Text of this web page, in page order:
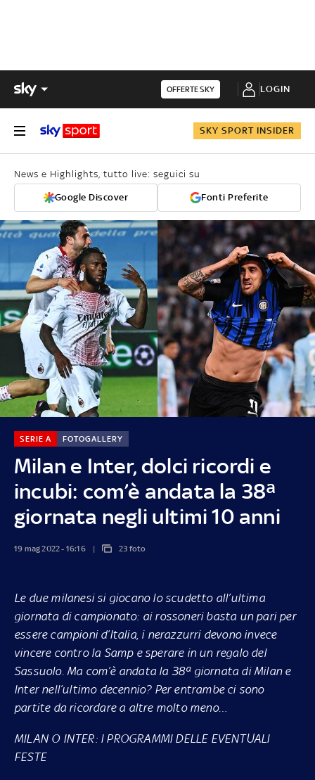
OFFERTE SKY LOGIN
SKY SPORT INSIDER
News e Highlights, tutto live: seguici su
Google Discover Fonti Preferite
Milan e Inter, dolci ricordi e
incubi: com’è andata la 38ª
giornata negli ultimi 10 anni
SERIE A FOTOGALLERY
19 mag 2022 - 16:16 23 foto
Le due milanesi si giocano lo scudetto all’ultima
giornata di campionato: ai rossoneri basta un pari per
essere campioni d’Italia, i nerazzurri devono invece
vincere contro la Samp e sperare in un regalo del
Sassuolo. Ma com’è andata la 38ª giornata di Milan e
Inter nell’ultimo decennio? Per entrambe ci sono
partite da ricordare a altre molto meno…
MILAN O INTER: I PROGRAMMI DELLE EVENTUALI
FESTE